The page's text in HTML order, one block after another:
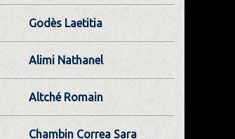
Godès Laetitia
Alimi Nathanel
Altché Romain
Chambin Correa Sara